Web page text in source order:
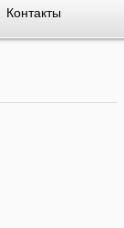
Контакты